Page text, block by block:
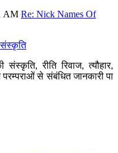
AM Re: Nick Names Of
संस्कृति
रीति रिवाज, त्यौहार,
से संबंधित जानकारी पा